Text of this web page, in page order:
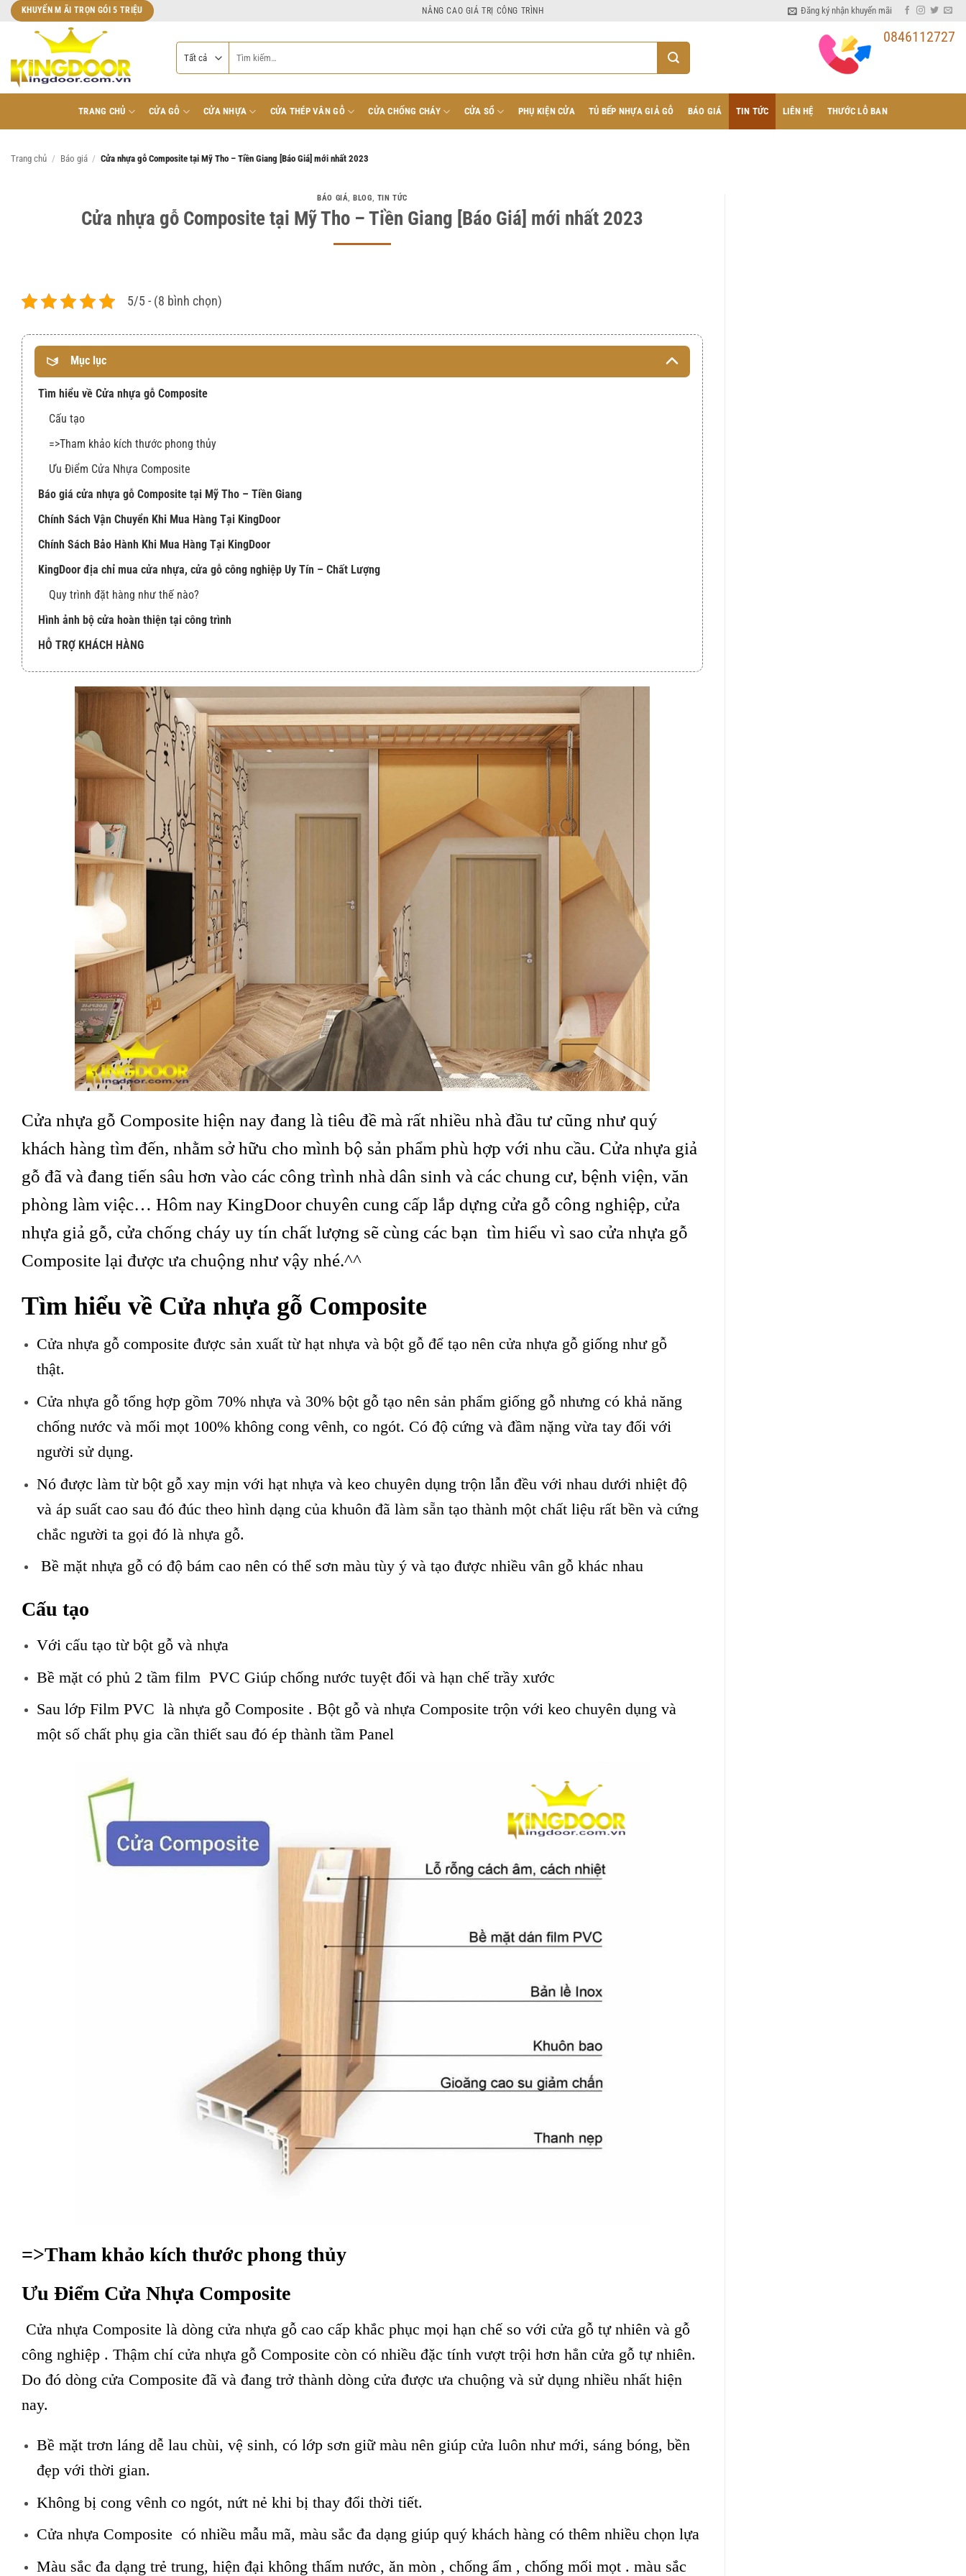
Bỏ
dung
KHUYẾN M ÃI TRỌN GÓI 5 TRIỆU NÂNG CAO GIÁ TRỊ CÔNG TRÌNH Đăng ký nhận khuyến mãi
kiếm:
0846112727
TRANG CHỦ CỬA GỖ CỬA NHỰA CỬA THÉP VÂN GỖ CỬA CHỐNG CHÁY CỬA SỔ PHỤ KIỆN CỬA TỦ BẾP NHỰA GIẢ GỖ BÁO GIÁ TIN TỨC LIÊN HỆ THƯỚC LỖ BAN
Trang chủ / Báo giá / Cửa nhựa gỗ Composite tại Mỹ Tho – Tiền Giang [Báo Giá] mới nhất 2023
BÁO GIÁ,BLOG, TIN TỨC
Cửa nhựa gỗ Composite tại Mỹ Tho – Tiền Giang [Báo Giá] mới nhất 2023
5/5 - (8 bình chọn)
Mục lục
Tìm hiểu về Cửa nhựa gỗ Composite
Cấu tạo
=>Tham khảo kích thước phong thủy
Ưu Điểm Cửa Nhựa Composite
Báo giá cửa nhựa gỗ Composite tại Mỹ Tho – Tiền Giang
Chính Sách Vận Chuyển Khi Mua Hàng Tại KingDoor
Chính Sách Bảo Hành Khi Mua Hàng Tại KingDoor
KingDoor địa chỉ mua cửa nhựa, cửa gỗ công nghiệp Uy Tín – Chất Lượng
Quy trình đặt hàng như thế nào?
Hình ảnh bộ cửa hoàn thiện tại công trình
HỖ TRỢ KHÁCH HÀNG
Cửa nhựa gỗ Composite hiện nay đang là tiêu đề mà rất nhiều nhà đầu tư cũng như quý
khách hàng tìm đến, nhằm sở hữu cho mình bộ sản phẩm phù hợp với nhu cầu. Cửa nhựa giả
gỗ đã và đang tiến sâu hơn vào các công trình nhà dân sinh và các chung cư, bệnh viện, văn
phòng làm việc… Hôm nay KingDoor chuyên cung cấp lắp dựng cửa gỗ công nghiệp, cửa
nhựa giả gỗ, cửa chống cháy uy tín chất lượng sẽ cùng các bạn tìm hiểu vì sao cửa nhựa gỗ
Composite lại được ưa chuộng như vậy nhé.^^
Tìm hiểu về Cửa nhựa gỗ Composite
Cửa nhựa gỗ composite được sản xuất từ hạt nhựa và bột gỗ để tạo nên cửa nhựa gỗ giống như gỗ
thật.
Cửa nhựa gỗ tổng hợp gồm 70% nhựa và 30% bột gỗ tạo nên sản phẩm giống gỗ nhưng có khả năng
chống nước và mối mọt 100% không cong vênh, co ngót. Có độ cứng và đầm nặng vừa tay đối với
người sử dụng.
Nó được làm từ bột gỗ xay mịn với hạt nhựa và keo chuyên dụng trộn lẫn đều với nhau dưới nhiệt độ
và áp suất cao sau đó đúc theo hình dạng của khuôn đã làm sẵn tạo thành một chất liệu rất bền và cứng
chắc người ta gọi đó là nhựa gỗ.
Bề mặt nhựa gỗ có độ bám cao nên có thể sơn màu tùy ý và tạo được nhiều vân gỗ khác nhau
Cấu tạo
Với cấu tạo từ bột gỗ và nhựa
Bề mặt có phủ 2 tầm film PVC Giúp chống nước tuyệt đối và hạn chế trầy xước
Sau lớp Film PVC là nhựa gỗ Composite . Bột gỗ và nhựa Composite trộn với keo chuyên dụng và
một số chất phụ gia cần thiết sau đó ép thành tầm Panel
=>Tham khảo kích thước phong thủy
Ưu Điểm Cửa Nhựa Composite
Cửa nhựa Composite là dòng cửa nhựa gỗ cao cấp khắc phục mọi hạn chế so với cửa gỗ tự nhiên và gỗ
công nghiệp . Thậm chí cửa nhựa gỗ Composite còn có nhiều đặc tính vượt trội hơn hẳn cửa gỗ tự nhiên.
Do đó dòng cửa Composite đã và đang trở thành dòng cửa được ưa chuộng và sử dụng nhiều nhất hiện
nay.
Bề mặt trơn láng dễ lau chùi, vệ sinh, có lớp sơn giữ màu nên giúp cửa luôn như mới, sáng bóng, bền
đẹp với thời gian.
Không bị cong vênh co ngót, nứt nẻ khi bị thay đổi thời tiết.
Cửa nhựa Composite có nhiều mẫu mã, màu sắc đa dạng giúp quý khách hàng có thêm nhiều chọn lựa
Màu sắc đa dạng trẻ trung, hiện đại không thấm nước, ăn mòn , chống ẩm , chống mối mọt . màu sắc